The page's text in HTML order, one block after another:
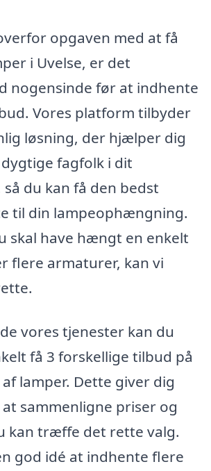
opgaven med at få
i Uvelse, er det
nogensinde før at indhente
Vores platform tilbyder
løsning, der hjælper dig
fagfolk i dit
du kan få den bedst
til din lampeophængning.
skal have hængt en enkelt
flere armaturer, kan vi
vores tjenester kan du
få 3 forskellige tilbud på
lamper. Dette giver dig
sammenligne priser og
kan træffe det rette valg.
god idé at indhente flere